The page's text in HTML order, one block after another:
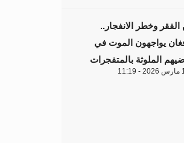
الفقر وخطر الانفجار..
يواجهون الموت في
الملوثة بالمتفجرات